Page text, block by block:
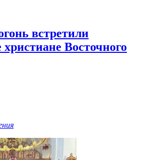
встретили
Восточного